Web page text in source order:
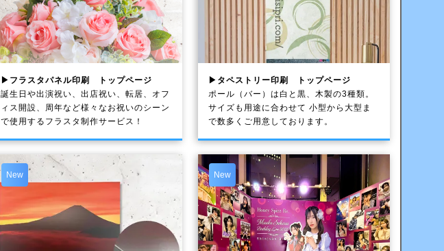
▶フラスタパネル印刷 トップページ
誕生日や出演祝い、出店祝い、転居、オフ
ィス開設、周年など様々なお祝いのシーン
で使用するフラスタ制作サービス！
▶タペストリー印刷 トップページ
ポール（バー）は白と黒、木製の3種類。
サイズも用途に合わせて 小型から大型ま
で数多くご用意しております。
New New